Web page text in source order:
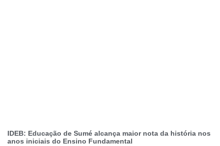
IDEB: Educação de Sumé alcança maior nota da história nos
anos iniciais do Ensino Fundamental